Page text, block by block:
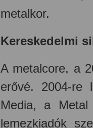
metalkor.
Kereskedelmi
A metalcore, a
erővé. 2004-re
Media, a
lemezkiadók